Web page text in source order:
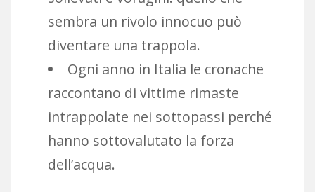
sembra un rivolo innocuo può
diventare una trappola.
Ogni anno in Italia le cronache
raccontano di vittime rimaste
intrappolate nei sottopassi perché
hanno sottovalutato la forza
dell’acqua.